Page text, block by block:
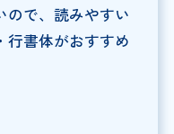
ので、読みやすい
行書体がおすすめ